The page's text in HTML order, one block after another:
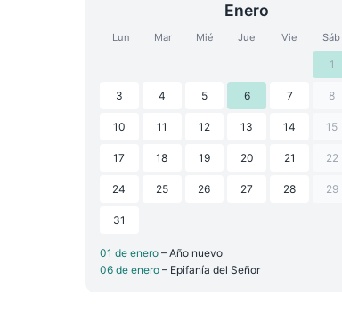
Enero
Lun Mar Mié Jue Vie Sáb
1
3 4 5 6 7 8
10 11 12 13 14 15
17 18 19 20 21 22
24 25 26 27 28 29
31
01 de enero – Año nuevo
06 de enero – Epifanía del Señor